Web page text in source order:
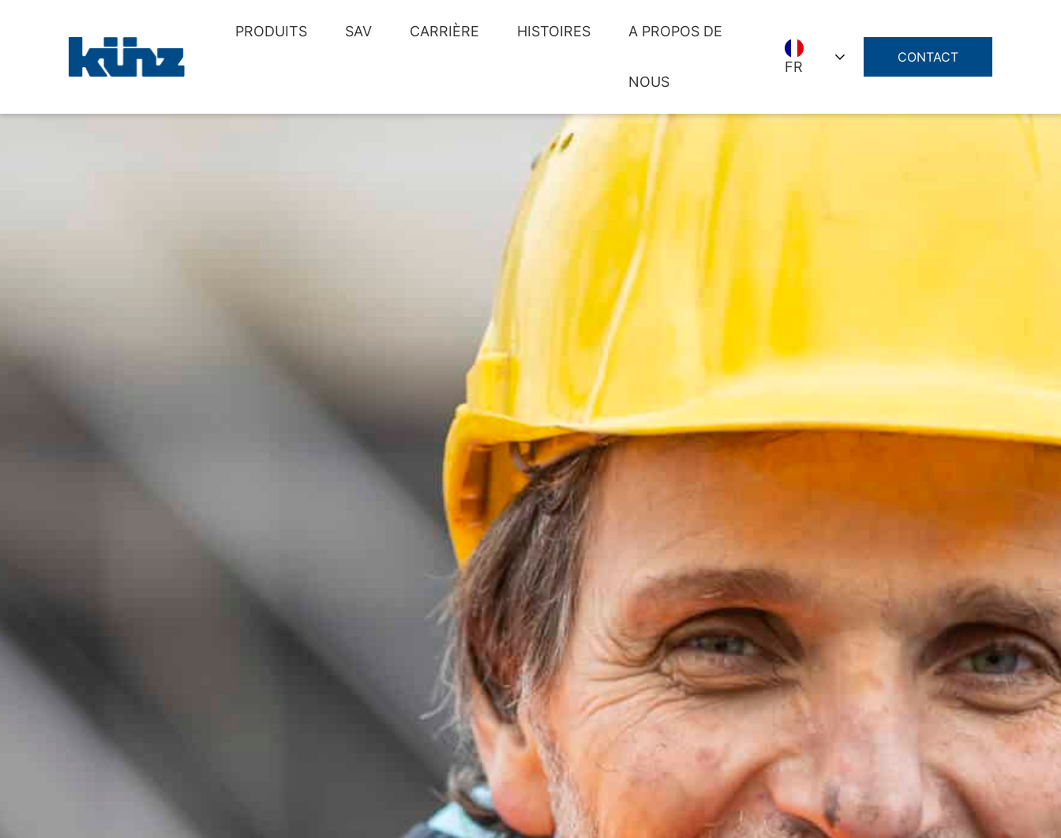
PRODUITS SAV CARRIÈRE HISTOIRES A PROPOS DE
NOUS
FR
CONTACT